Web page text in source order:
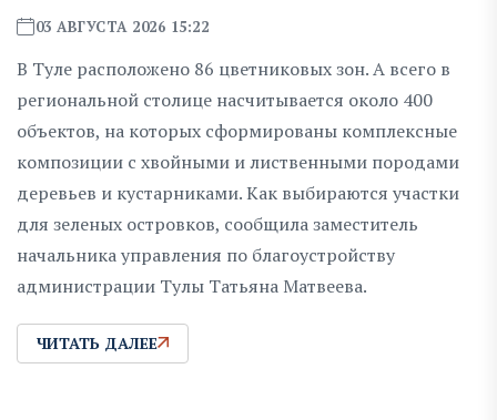
03 АВГУСТА 2026 15:22
В Туле расположено 86 цветниковых зон. А всего в
региональной столице насчитывается около 400
объектов, на которых сформированы комплексные
композиции с хвойными и лиственными породами
деревьев и кустарниками. Как выбираются участки
для зеленых островков, сообщила заместитель
начальника управления по благоустройству
администрации Тулы Татьяна Матвеева.
ЧИТАТЬ ДАЛЕЕ